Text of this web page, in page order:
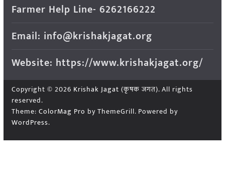
Farmer Help Line- 6262166222
Email: info@krishakjagat.org
Website: https://www.krishakjagat.org/
Copyright © 2026 Krishak Jagat (कृषक जगत). All rights
reserved.
Theme: ColorMag Pro by ThemeGrill. Powered by
WordPress.